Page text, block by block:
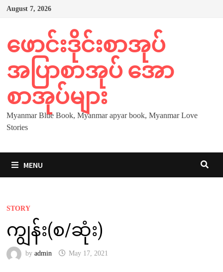
Skip
August 7, 2026
ဖောင်းဒိုင်းစာအုပ်
အပြာစာအုပ် အော
စာအုပ်များ
Myanmar Blue Book, Myanmar apyar book, Myanmar Love
Stories
MENU
STORY
ကျွန်း(စ/ဆုံး)
by admin May 17, 2021